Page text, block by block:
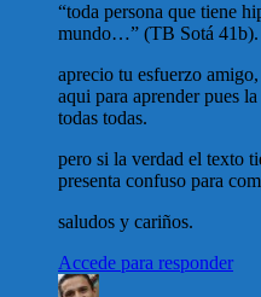
“toda persona que tiene
mundo…” (TB Sotá 41b).
aprecio tu esfuerzo
aqui para aprender pues
todas todas.
pero si la verdad el texto
presenta confuso para
saludos y cariños.
Accede para responder